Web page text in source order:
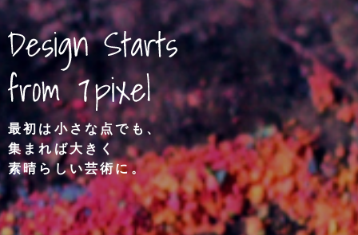
最初は小さな点でも、
集まれば大きく
素晴らしい芸術に。